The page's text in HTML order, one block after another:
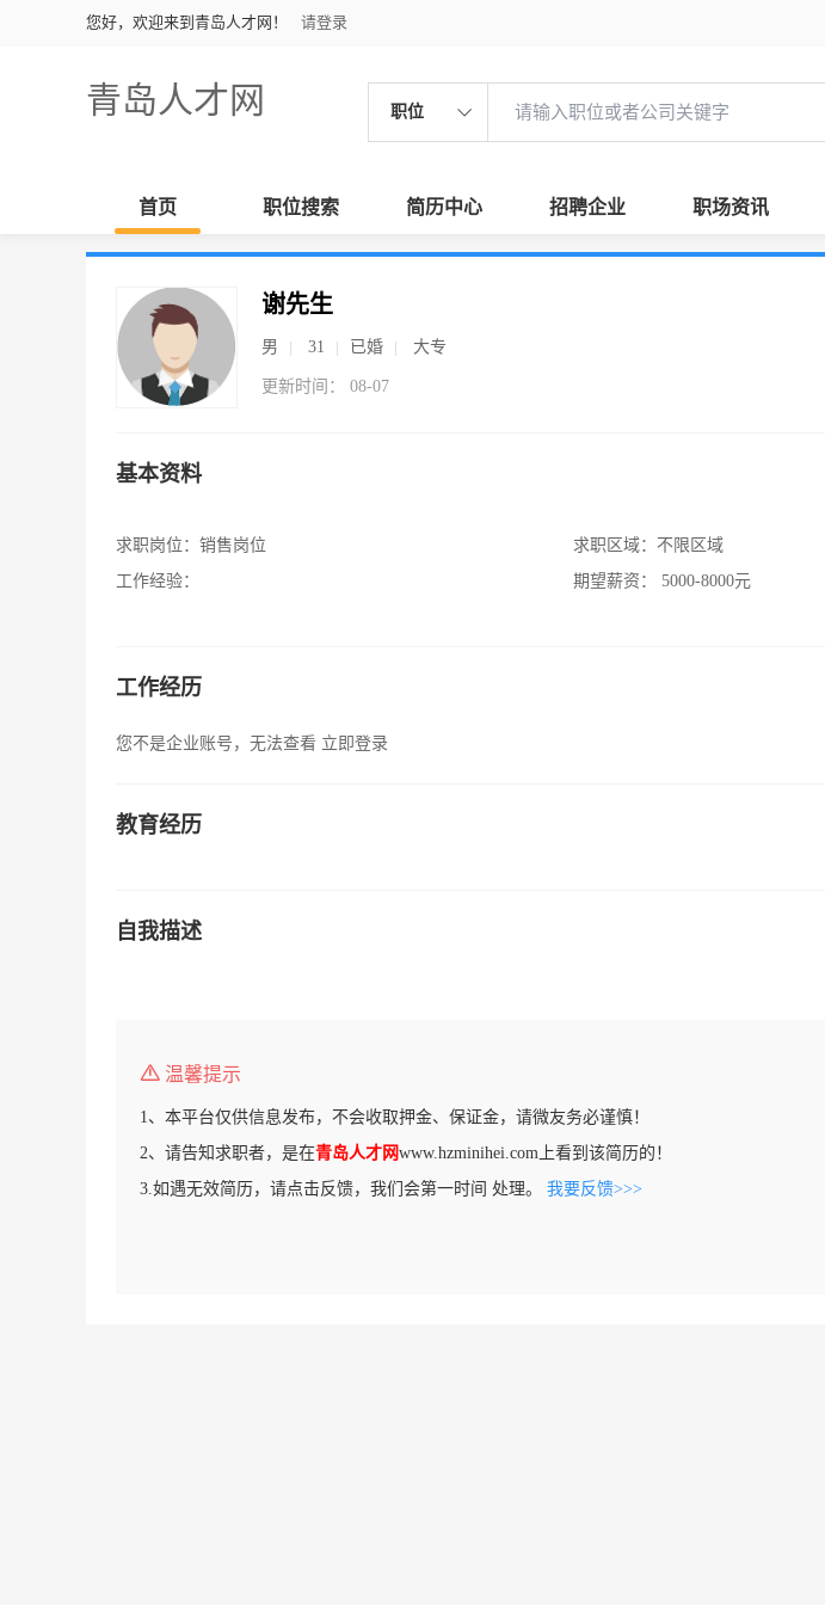
您好，欢迎来到青岛人才网！ 请登录
青岛人才网 职位
首页 职位搜索 简历中心 招聘企业 职场资讯
谢先生
男 31 已婚 大专
更新时间： 08-07
基本资料
求职岗位： 销售岗位
工作经验：
求职区域： 不限区域
期望薪资：
5000-8000元
工作经历
您不是企业账号，无法查看 立即登录
教育经历
自我描述
温馨提示
1、本平台仅供信息发布，不会收取押金、保证金，请微友务必谨慎！
2、请告知求职者，是在青岛人才网www.hzminihei.com上看到该简历的！
3.如遇无效简历，请点击反馈，我们会第一时间 处理。 我要反馈>>>